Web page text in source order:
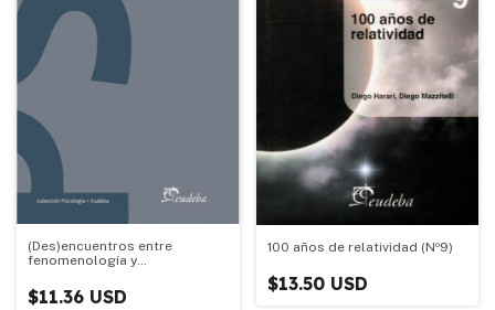
(Des)encuentros entre
fenomenología y
$11.36 USD
100 años de relatividad (Nº9)
$13.50 USD